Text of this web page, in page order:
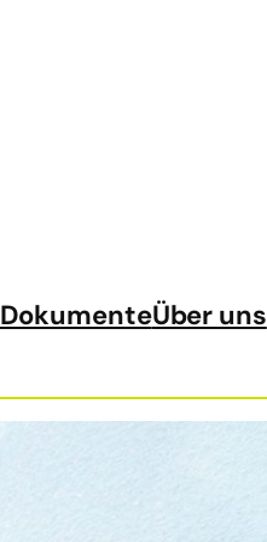
DokumenteÜber uns